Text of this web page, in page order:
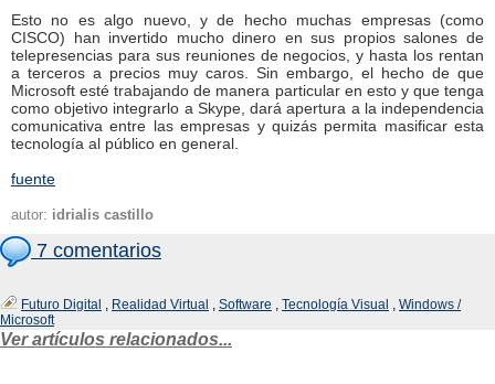
Esto no es algo nuevo, y de hecho muchas empresas (como
CISCO) han invertido mucho dinero en sus propios salones de
telepresencias para sus reuniones de negocios, y hasta los rentan
a terceros a precios muy caros. Sin embargo, el hecho de que
Microsoft esté trabajando de manera particular en esto y que tenga
como objetivo integrarlo a Skype, dará apertura a la independencia
comunicativa entre las empresas y quizás permita masificar esta
tecnología al público en general.
fuente
autor: idrialis castillo
7 comentarios
Futuro Digital , Realidad Virtual , Software , Tecnología Visual , Windows /
Microsoft
Ver artículos relacionados...